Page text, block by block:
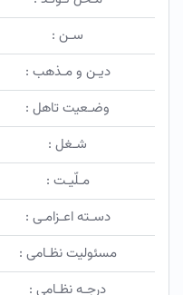
سـن :
دیـن و مـذهب :
وضـعیت تاهل :
شـغل :
مـلّیـت :
دسـته اعـزامـی :
مسئولیت نظـامی :
درجـه نظـامی :